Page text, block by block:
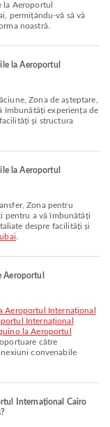
permițându-vă să vă
noastră.
la Aeroportul
îmbunătăți experiența de
și structura
la Aeroportul
pentru a vă îmbunătăți
despre facilități și
Aeroportul
Internațional
la Aeroportul
către
convenabile
Internațional Cairo